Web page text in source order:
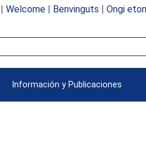
Welcome| Benvinguts | Ongi
Información y Publicaciones